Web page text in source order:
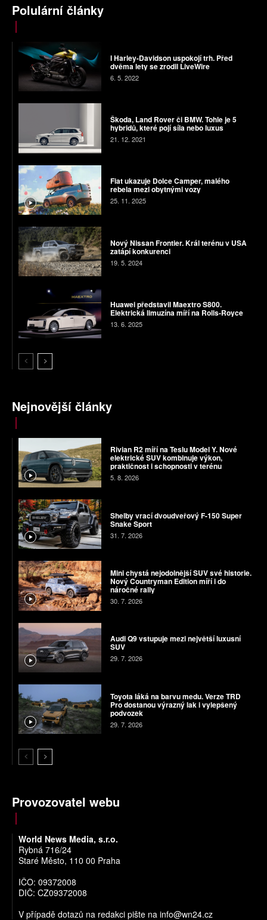
Polulární články
I Harley-Davidson uspokojí trh. Před
dvěma lety se zrodil LiveWire
6. 5. 2022
Škoda, Land Rover či BMW. Tohle je 5
hybridů, které pojí síla nebo luxus
21. 12. 2021
Fiat ukazuje Dolce Camper, malého
rebela mezi obytnými vozy
25. 11. 2025
Nový Nissan Frontier. Král terénu v USA
zatápí konkurenci
19. 5. 2024
Huawei představil Maextro S800.
Elektrická limuzína míří na Rolls-Royce
13. 6. 2025
Nejnovější články
Rivian R2 míří na Teslu Model Y. Nové
elektrické SUV kombinuje výkon,
praktičnost i schopnosti v terénu
5. 8. 2026
Shelby vrací dvoudveřový F-150 Super
Snake Sport
31. 7. 2026
Mini chystá nejodolnější SUV své historie.
Nový Countryman Edition míří i do
náročné rally
30. 7. 2026
Audi Q9 vstupuje mezi největší luxusní
SUV
29. 7. 2026
Toyota láká na barvu medu. Verze TRD
Pro dostanou výrazný lak i vylepšený
podvozek
29. 7. 2026
Provozovatel webu
World News Media, s.r.o.
Rybná 716/24
Staré Město, 110 00 Praha
IČO: 09372008
DIČ: CZ09372008
V případě dotazů na redakci pište na info@wn24.cz